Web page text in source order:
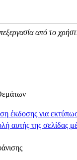
από το
έκδοσης για
αυτής της σελίδας